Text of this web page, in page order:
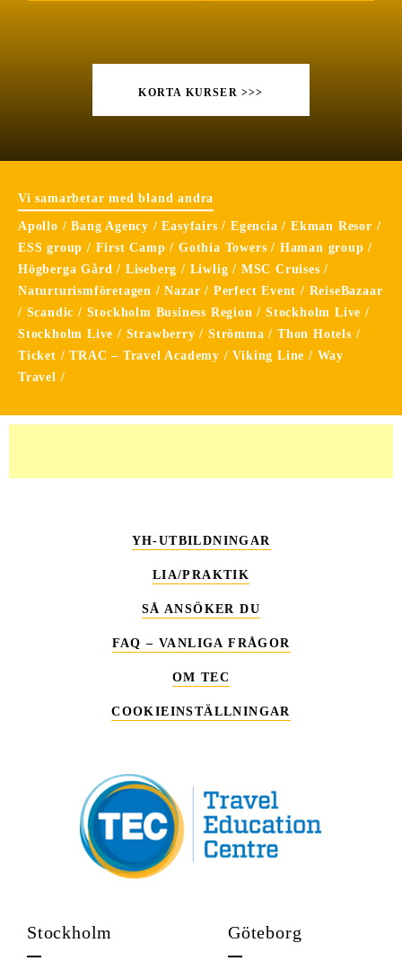
KORTA KURSER >>>
Vi samarbetar med bland andra
Apollo / Bang Agency / Easyfairs / Egencia / Ekman Resor /
ESS group / First Camp / Gothia Towers / Haman group /
Högberga Gård / Liseberg / Liwlig / MSC Cruises /
Naturturismföretagen / Nazar / Perfect Event / ReiseBazaar
/ Scandic / Stockholm Business Region / Stockholm Live /
Stockholm Live / Strawberry / Strömma / Thon Hotels /
Ticket / TRAC – Travel Academy / Viking Line / Way
Travel /
YH-UTBILDNINGAR
LIA/PRAKTIK
SÅ ANSÖKER DU
FAQ – VANLIGA FRÅGOR
OM TEC
COOKIEINSTÄLLNINGAR
Stockholm Göteborg